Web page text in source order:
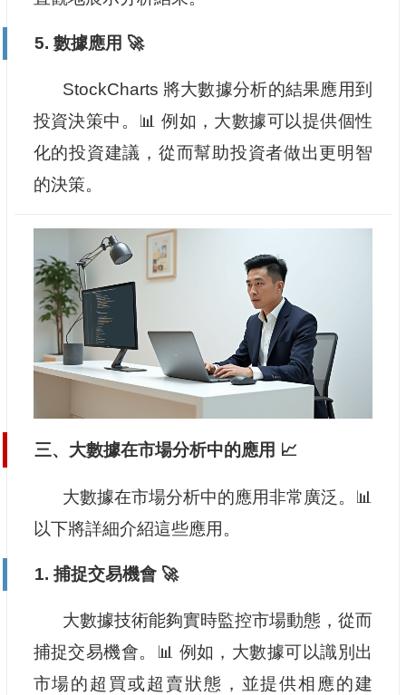
5. 數據應用 🚀
StockCharts 將大數據分析的結果應用到
投資決策中。📊 例如，大數據可以提供個性
化的投資建議，從而幫助投資者做出更明智
的決策。
三、大數據在市場分析中的應用 📈
大數據在市場分析中的應用非常廣泛。📊
以下將詳細介紹這些應用。
1. 捕捉交易機會 🚀
大數據技術能夠實時監控市場動態，從而
捕捉交易機會。📊 例如，大數據可以識別出
市場的超買或超賣狀態，並提供相應的建